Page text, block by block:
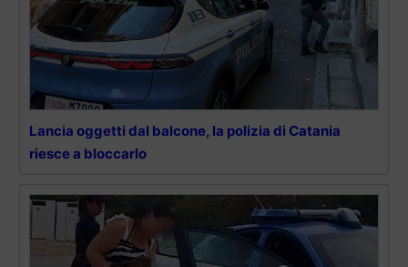
Lancia oggetti dal balcone, la polizia di Catania
riesce a bloccarlo